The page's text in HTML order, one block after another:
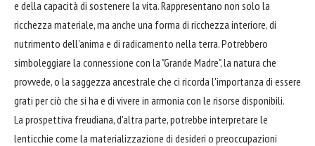
e della capacità di sostenere la vita. Rappresentano non solo la
ricchezza materiale, ma anche una forma di ricchezza interiore, di
nutrimento dell'anima e di radicamento nella terra. Potrebbero
simboleggiare la connessione con la "Grande Madre", la natura che
provvede, o la saggezza ancestrale che ci ricorda l'importanza di essere
grati per ciò che si ha e di vivere in armonia con le risorse disponibili.
La prospettiva freudiana, d'altra parte, potrebbe interpretare le
lenticchie come la materializzazione di desideri o preoccupazioni